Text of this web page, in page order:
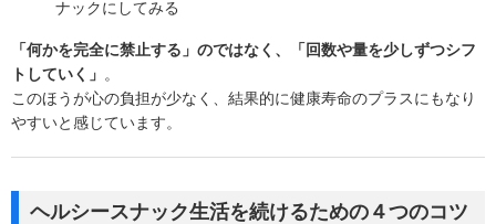
ナックにしてみる
「何かを完全に禁止する」のではなく、「回数や量を少しずつシフ
トしていく」 。
このほうが心の負担が少なく、結果的に健康寿命のプラスにもなり
やすいと感じています。
ヘルシースナック生活を続けるための４つのコツ